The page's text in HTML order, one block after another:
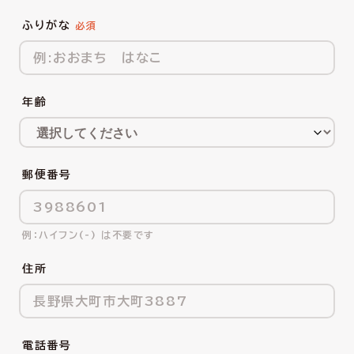
ふりがな
年齢
郵便番号
ハイフン(-) は不要です
住所
電話番号